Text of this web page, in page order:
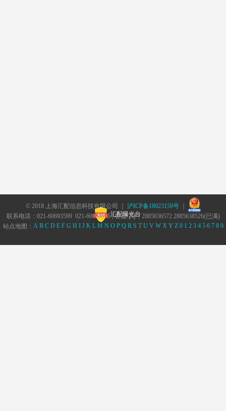
© 2018 上海汇配信息科技有限公司 ｜ 沪ICP备18023159号｜
汇配曝光台
联系电话：021-60693599 021-60693555 | 客服QQ：2885636572 2885638526(已满)
站点地图： A B C D E F G H I J K L M N O P Q R S T U V W X Y Z 0 1 2 3 4 5 6 7 8 9